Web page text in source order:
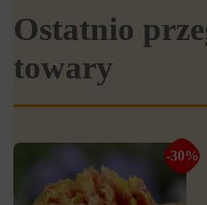
Ostatnio
towary
-30%